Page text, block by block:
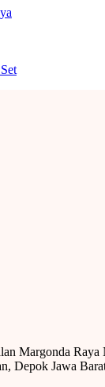
Margonda
Depok Jawa